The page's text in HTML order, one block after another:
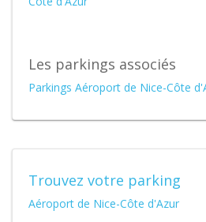
Les parkings associés
Parkings Aéroport de Nice-Côte
Trouvez votre parking
Aéroport de Nice-Côte d'Azur